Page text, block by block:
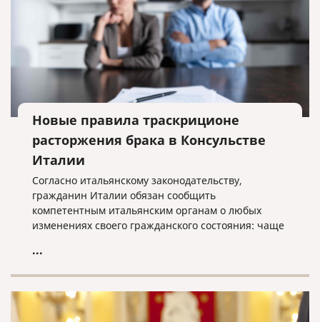
Новые правила траскриционе
расторжения брака в Консульстве
Италии
Согласно итальянскому законодательству,
гражданин Италии обязан сообщить
компетентным итальянским органам о любых
изменениях своего гражданского состояния: чаще
брака и о рождении детей. Соответственно,
новой записи.
...